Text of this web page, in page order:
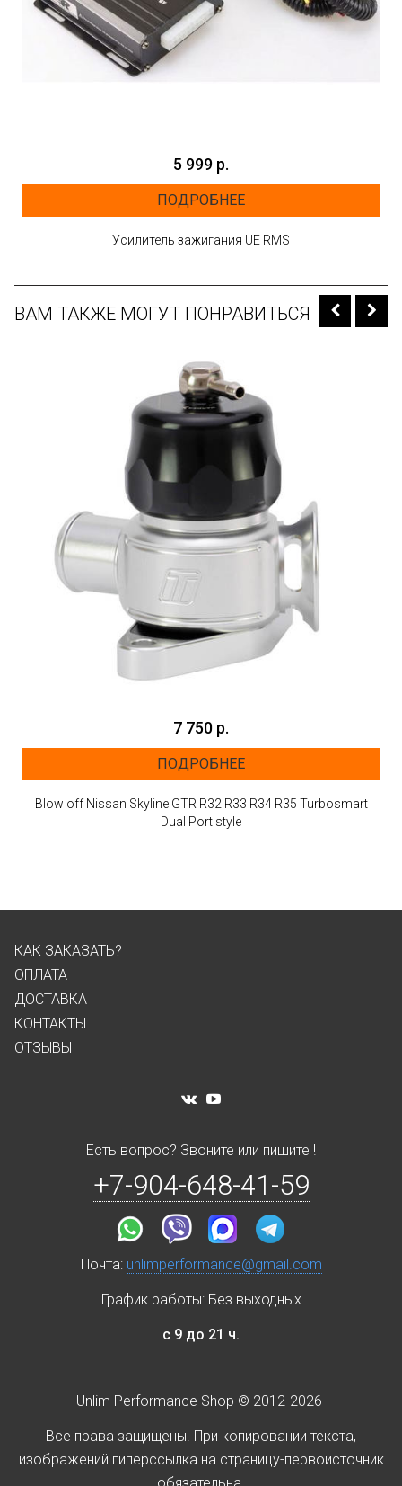
5 999 р.
ПОДРОБНЕЕ
Усилитель зажигания UE RMS
ВАМ ТАКЖЕ МОГУТ ПОНРАВИТЬСЯ
7 750 р.
ПОДРОБНЕЕ
Blow off Nissan Skyline GTR R32 R33 R34 R35 Turbosmart
Dual Port style
КАК ЗАКАЗАТЬ?
ОПЛАТА
ДОСТАВКА
КОНТАКТЫ
ОТЗЫВЫ
Есть вопрос? Звоните или пишите !
+7-904-648-41-59
Почта: unlimperformance@gmail.com
График работы: Без выходных
с 9 до 21 ч.
Unlim Performance Shop © 2012-2026
Все права защищены. При копировании текста,
изображений гиперссылка на страницу-первоисточник